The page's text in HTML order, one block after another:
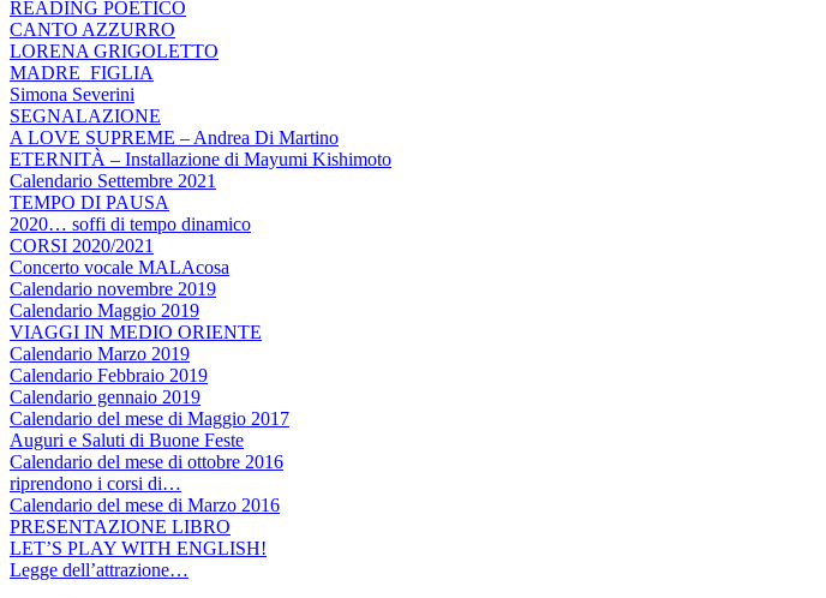
READING POETICO
CANTO AZZURRO
LORENA GRIGOLETTO
MADRE_FIGLIA
Simona Severini
SEGNALAZIONE
A LOVE SUPREME – Andrea Di Martino
ETERNITÀ – Installazione di Mayumi Kishimoto
Calendario Settembre 2021
TEMPO DI PAUSA
2020… soffi di tempo dinamico
CORSI 2020/2021
Concerto vocale MALAcosa
Calendario novembre 2019
Calendario Maggio 2019
VIAGGI IN MEDIO ORIENTE
Calendario Marzo 2019
Calendario Febbraio 2019
Calendario gennaio 2019
Calendario del mese di Maggio 2017
Auguri e Saluti di Buone Feste
Calendario del mese di ottobre 2016
riprendono i corsi di…
Calendario del mese di Marzo 2016
PRESENTAZIONE LIBRO
LET’S PLAY WITH ENGLISH!
Legge dell’attrazione…